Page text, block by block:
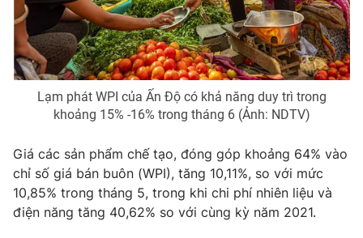
VTV Sức khoẻ Bất động sản
Thị trường 24h Tấm lòng Việt
VTV9 VTV8
Lạm phát WPI của Ấn Độ có khả năng duy trì trong
khoảng 15% -16% trong tháng 6 (Ảnh: NDTV)
Giá các sản phẩm chế tạo, đóng góp khoảng 64% vào
chỉ số giá bán buôn (WPI), tăng 10,11%, so với mức
10,85% trong tháng 5, trong khi chi phí nhiên liệu và
điện năng tăng 40,62% so với cùng kỳ năm 2021.